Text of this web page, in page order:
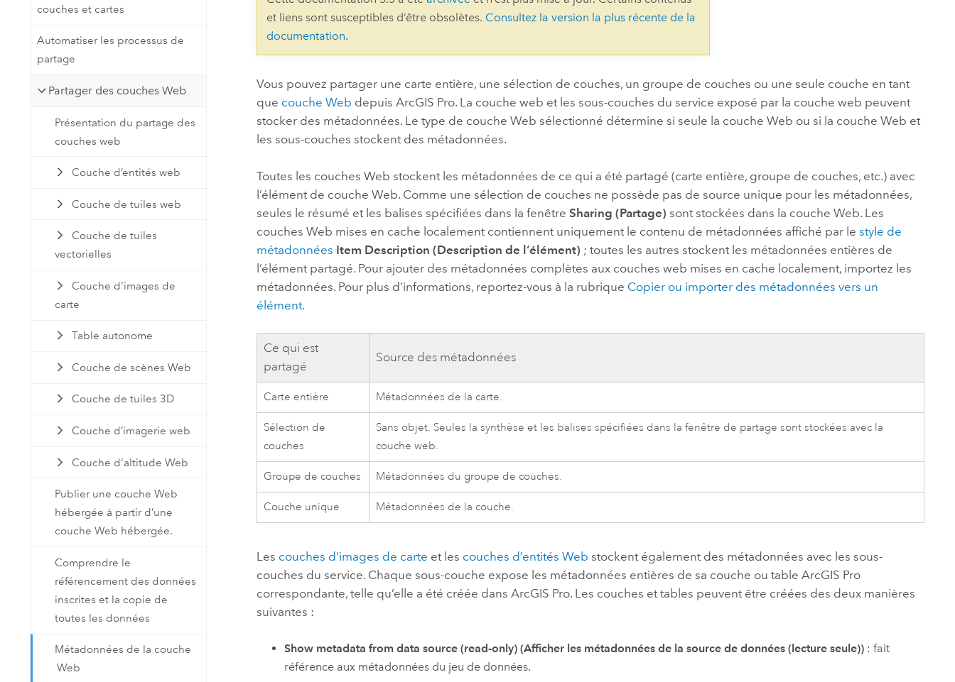
Créer des applications de
Ressources naturelles
professionnels et
perspectives et
l’univers
Tous les récits
couches et cartes
Automatiser les processus de
partage
Partager des couches Web
Présentation du partage des
couches web
Couche d’entités web
Couche de tuiles web
Couche de tuiles
vectorielles
Couche d'images de
carte
Table autonome
Couche de scènes Web
Couche de tuiles 3D
Couche d’imagerie web
Couche d'altitude Web
Publier une couche Web
hébergée à partir d’une
couche Web hébergée.
Comprendre le
référencement des données
inscrites et la copie de
toutes les données
Métadonnées de la couche
Web
et liens sont susceptibles d’être obsolètes. Consultez la version la plus récente de la
documentation.
Vous pouvez partager une carte entière, une sélection de couches, un groupe de couches ou une seule couche en tant
que couche Web depuisArcGIS Pro. La couche web et les sous-couches du service exposé par la couche web peuvent
stocker des métadonnées. Le type de couche Web sélectionné détermine si seule la couche Web ou si la couche Web et
les sous-couches stockent des métadonnées.
Toutes les couches Web stockent les métadonnées de ce qui a été partagé (carte entière, groupe de couches, etc.) avec
l’élément de couche Web. Comme une sélection de couches ne possède pas de source unique pour les métadonnées,
seules le résumé et les balises spécifiées dans la fenêtreSharing (Partage) sont stockées dans la couche Web. Les
couches Web mises en cache localement contiennent uniquement le contenu de métadonnées affiché par lestyle de
métadonnées Item Description (Description de l’élément) ; toutes les autres stockent les métadonnées entières de
l’élément partagé. Pour ajouter des métadonnées complètes aux couches web mises en cache localement, importez les
métadonnées. Pour plus d’informations, reportez-vous à la rubrique Copier ou importer des métadonnées vers un
élément.
Ce qui est
partagé
Source des métadonnées
Carte entière Métadonnées de la carte.
Sélection de
couches
Sans objet. Seules la synthèse et les balises spécifiées dans la fenêtre de partage sont stockées avec la
couche web.
Groupe de couches Métadonnées du groupe de couches.
Couche unique Métadonnées de la couche.
Les couches d’images de carte et les couches d’entités Web stockent également des métadonnées avec les sous-
couches du service. Chaque sous-couche expose les métadonnées entières de sa couche ou tableArcGIS Pro
correspondante, telle qu’elle a été créée dansArcGIS Pro. Les couches et tables peuvent être créées des deux manières
suivantes :
Show metadata from data source (read-only) (Afficher les métadonnées de la source de données (lecture seule)): fait
référence aux métadonnées du jeu de données.